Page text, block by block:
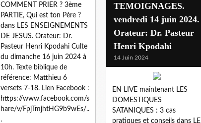
COMMENT PRIER ? 3ème
PARTIE, Qui est ton Père ?
dans LES ENSEIGNEMENTS
DE JESUS. Orateur: Dr.
Pasteur Henri Kpodahi Culte
du dimanche 16 juin 2024 à
10h. Texte biblique de
référence: Matthieu 6
versets 7-18. Lien Facebook :
https://www.facebook.com/s
hare/v/FpjTmjhtHG9b9wEs/..
.
TEMOIGNAGES.
vendredi 14 juin 2024.
Orateur: Dr. Pasteur
Henri Kpodahi
14 Juin 2024
EN LIVE maintenant LES
DOMESTIQUES
SATANIQUES : 3 cas
pratiques et conseils dans LE